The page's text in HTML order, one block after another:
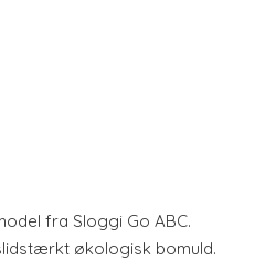
fra Sloggi Go ABC.
økologisk bomuld.